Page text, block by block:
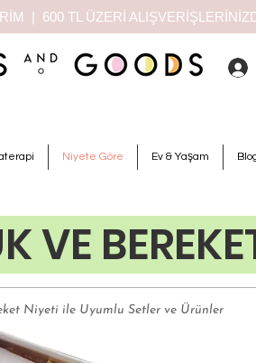
| 600 TL ÜZERİ
Niyete Göre Ev & Yaşam
VE
Niyeti ile Uyumlu Setler ve Ürünler